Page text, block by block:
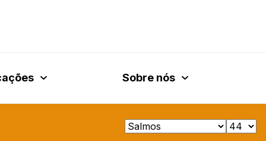
Sobre nós